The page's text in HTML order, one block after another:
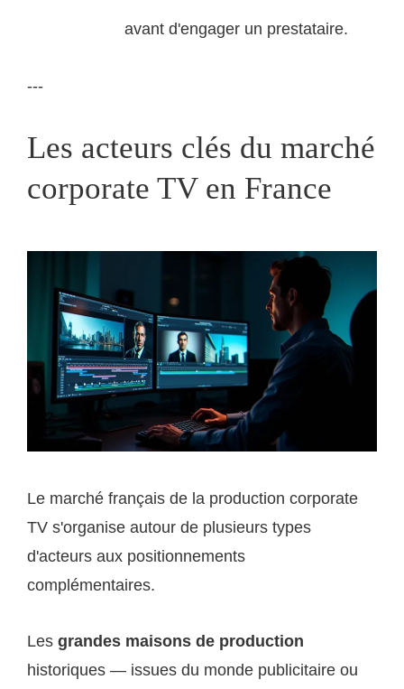
avant d'engager un prestataire.
---
Les acteurs clés du marché
corporate TV en France
Le marché français de la production corporate
TV s'organise autour de plusieurs types
d'acteurs aux positionnements
complémentaires.
Les grandes maisons de production
historiques — issues du monde publicitaire ou